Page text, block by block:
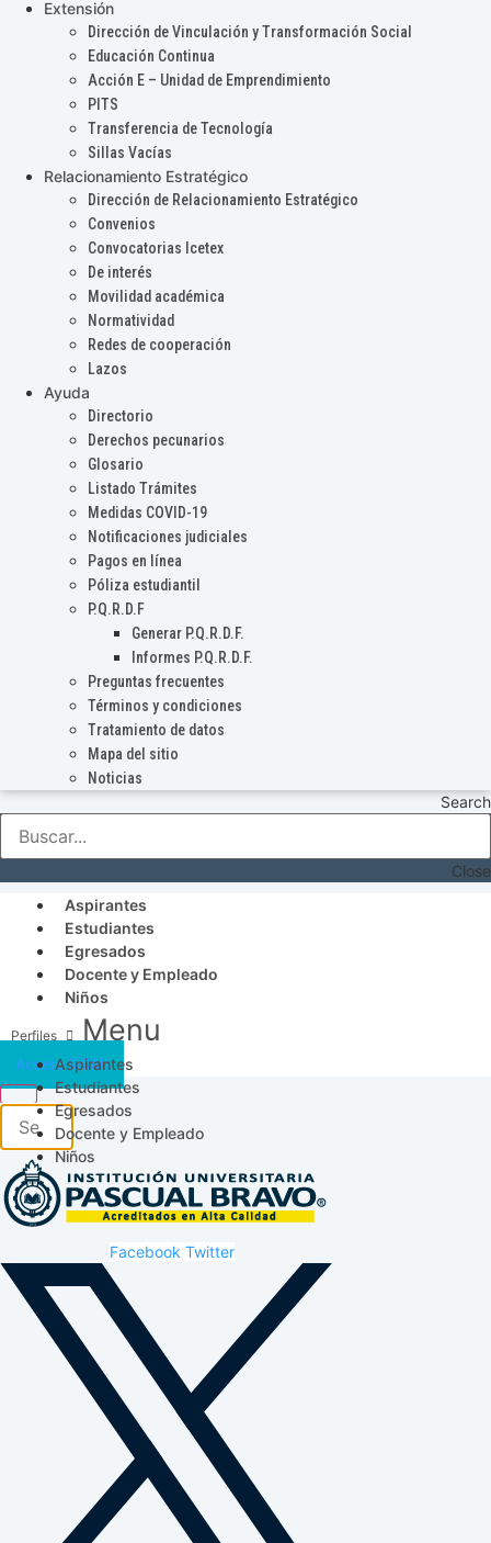
Extensión
Dirección de Vinculación y Transformación Social
Educación Continua
Acción E – Unidad de Emprendimiento
PITS
Transferencia de Tecnología
Sillas Vacías
Relacionamiento Estratégico
Dirección de Relacionamiento Estratégico
Convenios
Convocatorias Icetex
De interés
Movilidad académica
Normatividad
Redes de cooperación
Lazos
Ayuda
Directorio
Derechos pecunarios
Glosario
Listado Trámites
Medidas COVID-19
Notificaciones judiciales
Pagos en línea
Póliza estudiantil
P.Q.R.D.F
Generar P.Q.R.D.F.
Informes P.Q.R.D.F.
Preguntas frecuentes
Términos y condiciones
Tratamiento de datos
Mapa del sitio
Noticias
Search
Close
Aspirantes
Estudiantes
Egresados
Docente y Empleado
Niños
Menu
Aspirantes
Estudiantes
Egresados
Docente y Empleado
Niños
Acceso SICAU
Facebook Twitter